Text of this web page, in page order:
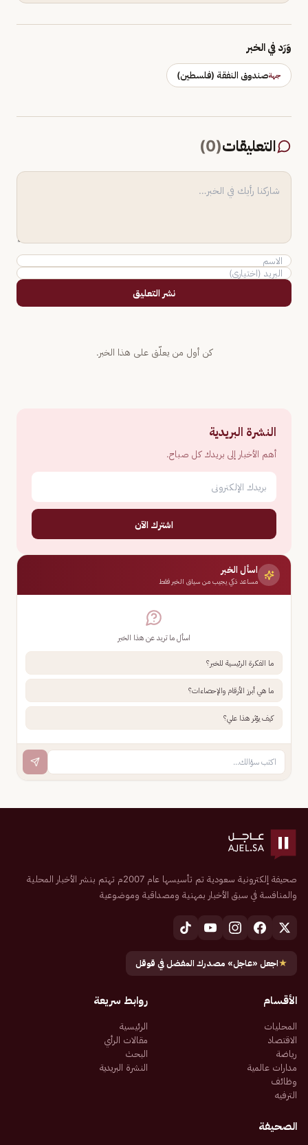
وَرَد في الخبر
جهةصندوق النفقة (فلسطين)
التعليقات(
0
)
نشر التعليق
كن أول من يعلّق على هذا الخبر.
النشرة البريدية
أهم الأخبار إلى بريدك كل صباح.
اشترك الآن
اسأل الخبر
مساعد ذكي يجيب من سياق الخبر فقط
اسأل ما تريد عن هذا الخبر
ما الفكرة الرئيسية للخبر؟
ما هي أبرز الأرقام والإحصاءات؟
كيف يؤثر هذا علي؟
صحيفة إلكترونية سعودية تم تأسيسها عام 2007م تهتم بنشر الأخبار المحلية
والمنافسة في سبق الأخبار بمهنية ومصداقية وموضوعية
★اجعل «عاجل» مصدرك المفضل في قوقل
الأقسام
المحليات
الاقتصاد
رياضة
مدارات عالمية
وظائف
الترفيه
روابط سريعة
الرئيسية
مقالات الرأي
البحث
النشرة البريدية
الصحيفة